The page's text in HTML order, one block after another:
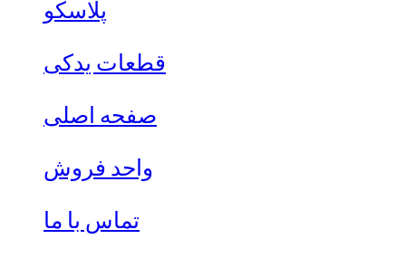
پلاسکو
قطعات یدکی
صفحه اصلی
واحد فروش
تماس با ما